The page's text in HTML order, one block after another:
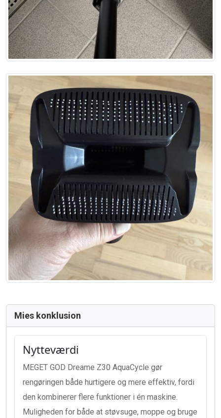
Mies konklusion
Nytteværdi
MEGET GOD Dreame Z30 AquaCycle gør
rengøringen både hurtigere og mere effektiv, fordi
den kombinerer flere funktioner i én maskine.
Muligheden for både at støvsuge, moppe og bruge